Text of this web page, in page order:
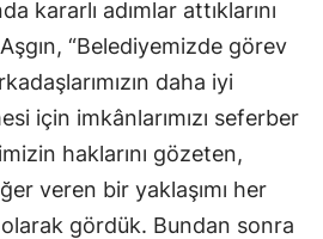
Mardin
Muş
Nevşehir
kararlı adımlar attıklarını
“Belediyemizde görev
daha iyi
için imkânlarımızı seferber
haklarını gözeten,
veren bir yaklaşımı her
gördük. Bundan sonra